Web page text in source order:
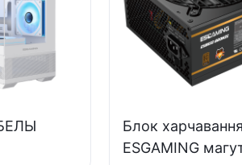
Блок харчавання
ESGAMING